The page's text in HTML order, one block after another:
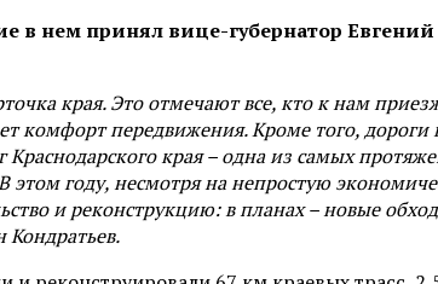
в нем принял вице-губернатор
края. Это отмечают все, кто к нам
комфорт передвижения. Кроме того,
Краснодарского края – одна из самых
этом году, несмотря на непростую
и реконструкцию: в планах – новые